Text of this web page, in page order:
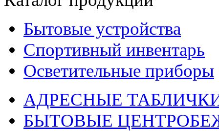
Бытовые устройства
Спортивный инвентарь
Осветительные приборы
АДРЕСНЫЕ
БЫТОВЫЕ